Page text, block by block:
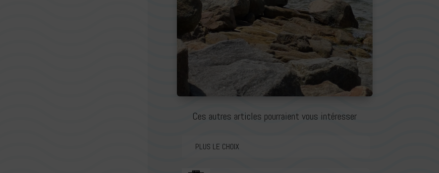
Ces autres articles pourraient vous intéresser
PLUS LE CHOIX